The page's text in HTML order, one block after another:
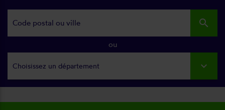
search
ou
Choisissez un département